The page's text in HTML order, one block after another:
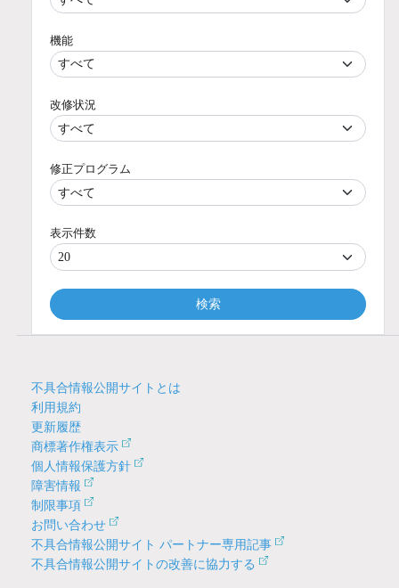
機能
改修状況
修正プログラム
表示件数
検索
不具合情報公開サイトとは
利用規約
更新履歴
商標著作権表示
個人情報保護方針
障害情報
制限事項
お問い合わせ
不具合情報公開サイト パートナー専用記事
不具合情報公開サイトの改善に協力する